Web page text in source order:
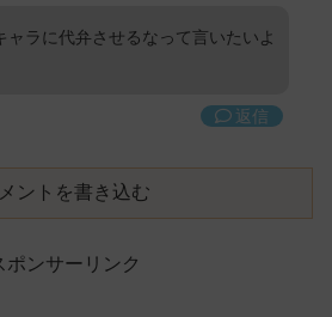
ャラに代弁させるなって言いたいよ
返信
ントを書き込む
ポンサーリンク